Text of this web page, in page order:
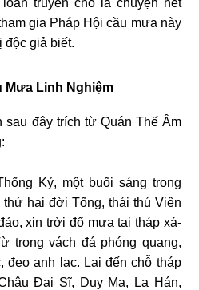
gia Pháp Hội cầu mưa này
độc giả biết.
Mưa Linh Nghiệm
sau đây trích từ Quán Thế Âm
Kỷ, một buổi sáng trong
thứ hai đời Tống, thái thú Viên
xin trời đổ mưa tại tháp xá-
trong vách đá phóng quang,
đeo anh lạc. Lại đến chỗ tháp
Đại Sĩ, Duy Ma, La Hán,